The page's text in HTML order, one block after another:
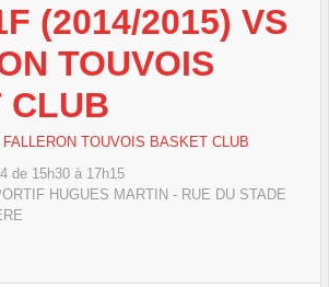
(2014/2015) VS
TOUVOIS
CLUB
FALLERON TOUVOIS BASKET CLUB
de 15h30 à 17h15
HUGUES MARTIN - RUE DU STADE